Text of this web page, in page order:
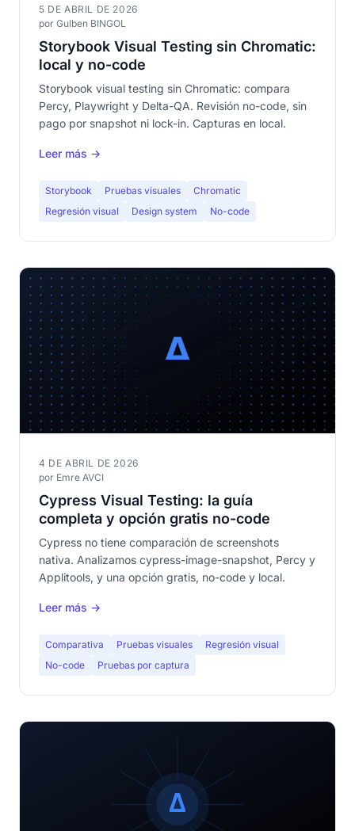
5 DE ABRIL DE 2026
por Gulben BINGOL
Storybook Visual Testing sin Chromatic:
local y no-code
Storybook visual testing sin Chromatic: compara
Percy, Playwright y Delta-QA. Revisión no-code, sin
pago por snapshot ni lock-in. Capturas en local.
Leer más →
Storybook Pruebas visuales
Chromatic
Regresión visual
Design system No-code
4 DE ABRIL DE 2026
por Emre AVCI
Cypress Visual Testing: la guía
completa y opción gratis no-code
Cypress no tiene comparación de screenshots
nativa. Analizamos cypress-image-snapshot, Percy y
Applitools, y una opción gratis, no-code y local.
Leer más →
Comparativa Pruebas visuales
Regresión visual
No-code
Pruebas por captura